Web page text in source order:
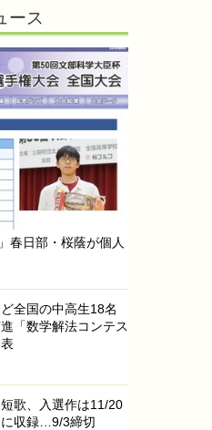
ース
春日部・桜蔭が個人
全国の中高生18名
「数学解法コンテス
短歌、入選作は11/20
収録…9/3締切